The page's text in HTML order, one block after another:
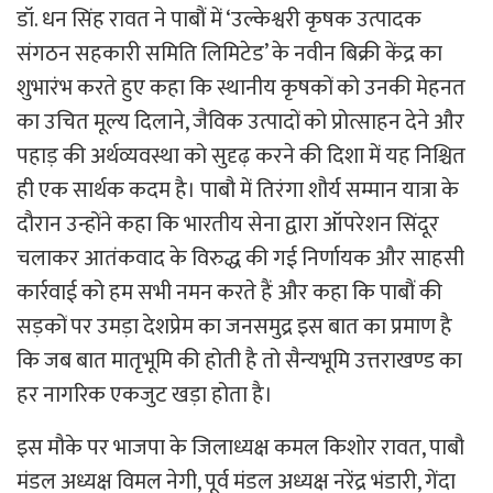
डॉ. धन सिंह रावत ने पाबौं में ‘उल्केश्वरी कृषक उत्पादक
संगठन सहकारी समिति लिमिटेड’ के नवीन बिक्री केंद्र का
शुभारंभ करते हुए कहा कि स्थानीय कृषकों को उनकी मेहनत
का उचित मूल्य दिलाने, जैविक उत्पादों को प्रोत्साहन देने और
पहाड़ की अर्थव्यवस्था को सुदृढ़ करने की दिशा में यह निश्चित
ही एक सार्थक कदम है। पाबौ में तिरंगा शौर्य सम्मान यात्रा के
दौरान उन्होंने कहा कि भारतीय सेना द्वारा ऑपरेशन सिंदूर
चलाकर आतंकवाद के विरुद्ध की गई निर्णायक और साहसी
कार्रवाई को हम सभी नमन करते हैं और कहा कि पाबौं की
सड़कों पर उमड़ा देशप्रेम का जनसमुद्र इस बात का प्रमाण है
कि जब बात मातृभूमि की होती है तो सैन्यभूमि उत्तराखण्ड का
हर नागरिक एकजुट खड़ा होता है।
इस मौके पर भाजपा के जिलाध्यक्ष कमल किशोर रावत, पाबौ
मंडल अध्यक्ष विमल नेगी, पूर्व मंडल अध्यक्ष नरेंद्र भंडारी, गेंदा